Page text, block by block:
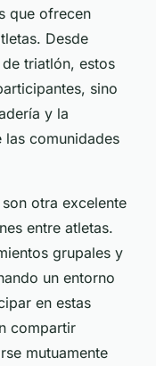
que ofrecen
Desde
triatlón, estos
sino
y la
comunidades
otra excelente
entre atletas.
grupales y
un entorno
en estas
compartir
mutuamente